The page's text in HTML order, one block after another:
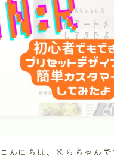
こんにちは、とらちゃんで